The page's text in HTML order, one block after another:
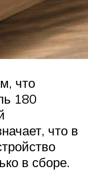
что
180
что в
в сборе.